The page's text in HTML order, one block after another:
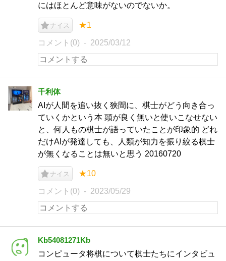
にはほとんど意味がないのでないか。
ナイス ★1
コメント(0) 2025/03/12
千利体
AIが人間を追い抜く狭間に、棋士がどう向き合っ
ていくかという本 頭が良く無いと使いこなせない
と、何人もの棋士が語っていたことが印象的 どれ
だけAIが発達しても、人類が知力を振り絞る棋士
が無くなることは無いと思う 20160720
ナイス ★10
コメント(0) 2023/05/29
Kb54081271Kb
コンピュータ将棋について棋士たちにインタビュ